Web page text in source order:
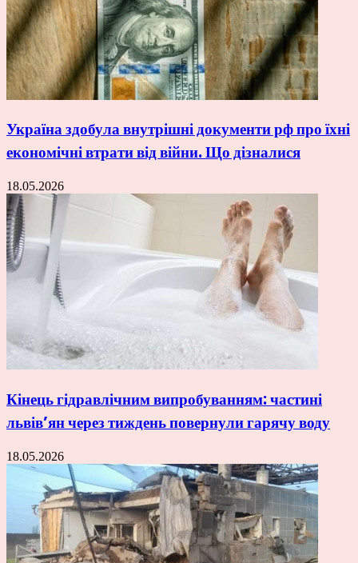
Україна здобула внутрішні документи рф про їхні
економічні втрати від війни. Що дізналися
18.05.2026
Кінець гідравлічним випробуванням: частині
львів’ян через тиждень повернули гарячу воду
18.05.2026